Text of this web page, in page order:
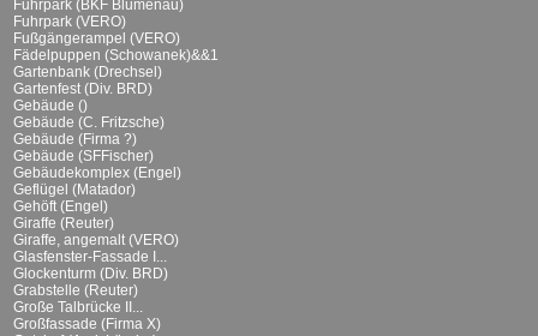
Fuhrpark (BKF Blumenau)
Fuhrpark (VERO)
Fußgängerampel (VERO)
Fädelpuppen (Schowanek)&&1
Gartenbank (Drechsel)
Gartenfest (Div. BRD)
Gebäude ()
Gebäude (C. Fritzsche)
Gebäude (Firma ?)
Gebäude (SFFischer)
Gebäudekomplex (Engel)
Geflügel (Matador)
Gehöft (Engel)
Giraffe (Reuter)
Giraffe, angemalt (VERO)
Glasfenster-Fassade I...
Glockenturm (Div. BRD)
Grabstelle (Reuter)
Große Talbrücke II...
Großfassade (Firma X)